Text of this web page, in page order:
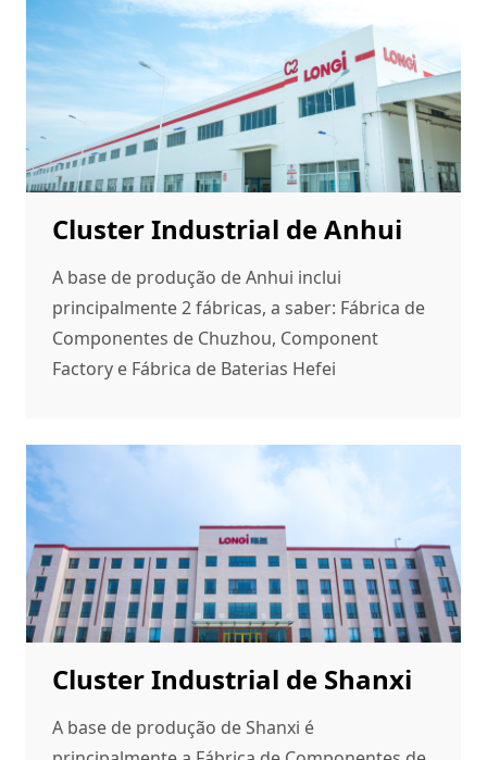
Cluster Industrial de Anhui
A base de produção de Anhui inclui
principalmente 2 fábricas, a saber: Fábrica de
Componentes de Chuzhou, Component
Factory e Fábrica de Baterias Hefei
Cluster Industrial de Shanxi
A base de produção de Shanxi é